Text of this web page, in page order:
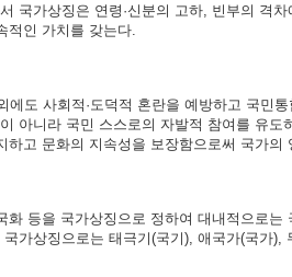
국가상징은 연령·신분의 고하, 빈부의 격
적인 가치를 갖는다.
도 사회적·도덕적 혼란을 예방하고 국민
아니라 국민 스스로의 자발적 참여를 유
고 문화의 지속성을 보장함으로써 국가의
화 등을 국가상징으로 정하여 대내적으로
가상징으로는 태극기(국기), 애국가(국가),